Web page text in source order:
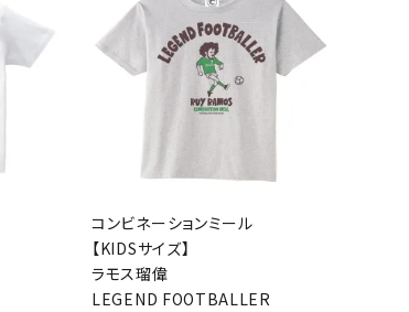
コンビネーションミール
【KIDSサイズ】
ラモス瑠偉
LEGEND FOOTBALLER